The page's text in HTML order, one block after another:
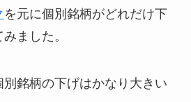
を元に個別銘柄がどれだけ下
ました。
銘柄の下げはかなり大きい